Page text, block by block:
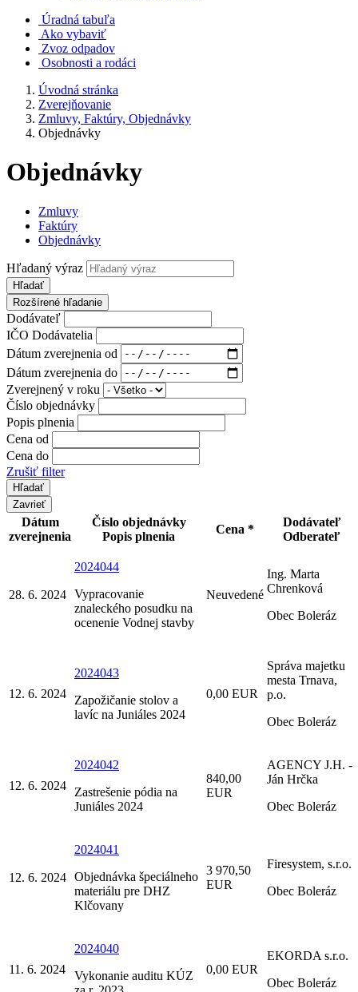
Úradná tabuľa
Ako vybaviť
Zvoz odpadov
Osobnosti a rodáci
Úvodná stránka
Zverejňovanie
Zmluvy, Faktúry, Objednávky
Objednávky
Objednávky
Zmluvy
Faktúry
Objednávky
Hľadaný výraz
Hľadať
Rozšírené hľadanie
Dodávateľ
IČO Dodávatelia
Dátum zverejnenia od
Dátum zverejnenia do
Zverejnený v roku
Číslo objednávky
Popis plnenia
Cena od
Cena do
Zrušiť filter
Zavrieť
Dátum
zverejnenia
Číslo objednávky
Popis plnenia
Cena *
Dodávateľ
Odberateľ
28. 6. 2024
2024044
Vypracovanie
znaleckého posudku na
ocenenie Vodnej stavby
Neuvedené
Ing. Marta
Chrenková
Obec Boleráz
12. 6. 2024
2024043
Zapožičanie stolov a
lavíc na Juniáles 2024
0,00 EUR
Správa majetku
mesta Trnava,
p.o.
Obec Boleráz
12. 6. 2024
2024042
Zastrešenie pódia na
Juniáles 2024
840,00
EUR
AGENCY J.H. -
Ján Hrčka
Obec Boleráz
12. 6. 2024
2024041
Objednávka špeciálneho
materiálu pre DHZ
Klčovany
3 970,50
EUR
Firesystem, s.r.o.
Obec Boleráz
11. 6. 2024
2024040
Vykonanie auditu KÚZ
0,00 EUR
EKORDA s.r.o.
Obec Boleráz